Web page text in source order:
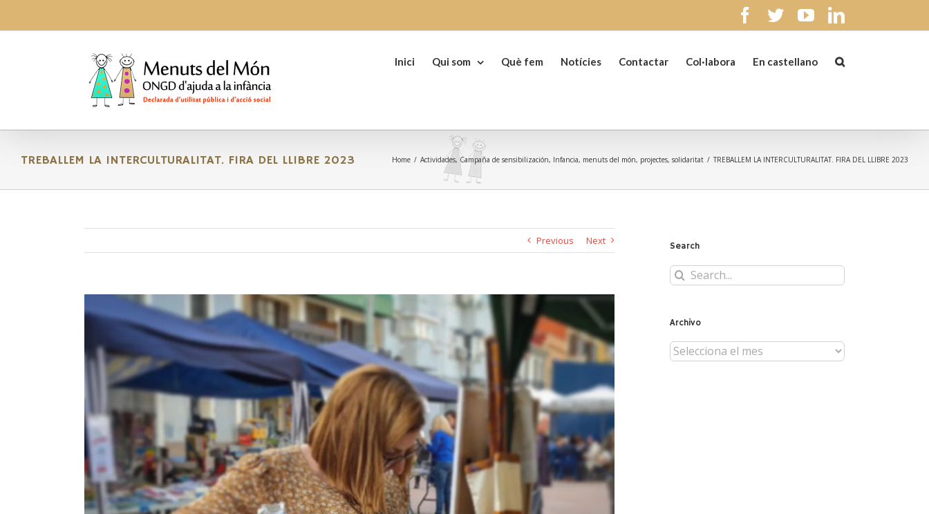
content
facebook
twitteryoutubelinkedin
Inici
Qui som Què fem Notícies Contactar Col·labora En castellano
TREBALLEM LA INTERCULTURALITAT. FIRA DEL LLIBRE 2023 Home / Actividades, Campaña de sensibilización, Infancia, menuts del món, projectes, solidaritat / TREBALLEM LA INTERCULTURALITAT. FIRA DEL LLIBRE 2023
Previous Next
Larger
Search
Search
for:
Archivo
Archivo